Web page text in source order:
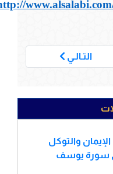
التـالـي
والتوكل
سورة يوسف